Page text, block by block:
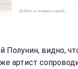
Полунин, видно,
артист